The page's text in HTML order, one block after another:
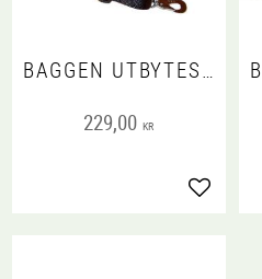
BAGGEN UTBYTESEXPANDER
229,00 KR
Lägg till